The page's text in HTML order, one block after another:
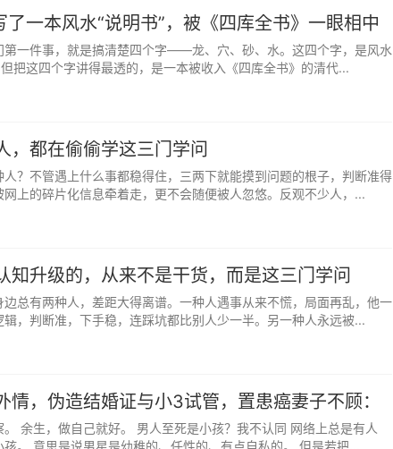
”。而这其实也不是陈澧个人的创见，而是“他无可解脱地
宋调和论完全是学海堂经验的一个组成部分”，也“在广州特
立场在不自觉间已经开始了本地化。
。在麦哲维眼中，最有名的不买账者是南海县九江堡的朱
被当地百姓誉为“后朱子”，离任后即南归故里，以后一直在
晚清政坛风云人物康有为就是他的弟子。
世纪中叶广州两大学者，但他的人生选择与陈澧完全相反。
了。
学术上推崇朱熹的理学，他说“彼汉学者东眠不见西墙
整体。但他反对的还不只是“汉学”本身。麦哲维意识
嵩焘的态度来看，像他的学生所描绘的，朱次琦对考证学的
本身。九江并不是穷乡僻壤，它位于珠三角桑基鱼塘最富
了一本风水“说明书”，被《四库全书》一眼相中
第一件事，就是搞清楚四个字——龙、穴、砂、水。这四个字，是风水
但把这四个字讲得最透的，是一本被收入《四库全书》的清代...
，都在偷偷学这三门学问
？不管遇上什么事都稳得住，三两下就能摸到问题的根子，判断准得
网上的碎片化信息牵着走，更不会随便被人忽悠。反观不少人，...
知升级的，从来不是干货，而是这三门学问
总有两种人，差距大得离谱。一种人遇事从来不慌，局面再乱，他一
辑，判断准，下手稳，连踩坑都比别人少一半。另一种人永远被...
情，伪造结婚证与小3试管，置患癌妻子不顾：
孩？
。 余生，做自己就好。 男人至死是小孩？我不认同 网络上总是有人
。 意思是说男星是幼稚的、任性的、有点自私的。 但是若把...